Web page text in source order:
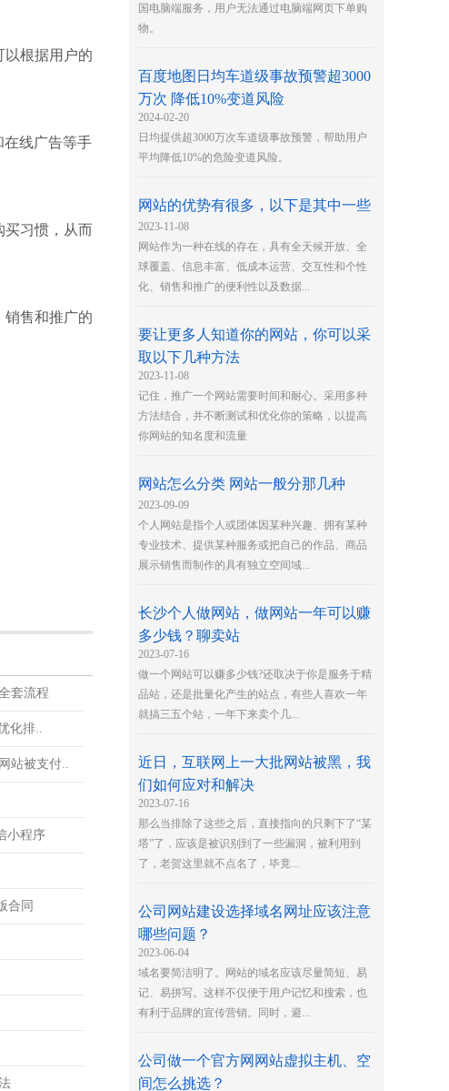
以根据用户的
在线广告等手
买习惯，从而
销售和推广的
套流程
化排..
站被支付..
小程序
合同
国电脑端服务，用户无法通过电脑端网页下单购
物。
百度地图日均车道级事故预警超3000
万次 降低10%变道风险
2024-02-20
日均提供超3000万次车道级事故预警，帮助用户
平均降低10%的危险变道风险。
网站的优势有很多，以下是其中一些
2023-11-08
网站作为一种在线的存在，具有全天候开放、全
球覆盖、信息丰富、低成本运营、交互性和个性
化、销售和推广的便利性以及数据...
要让更多人知道你的网站，你可以采
取以下几种方法
2023-11-08
记住，推广一个网站需要时间和耐心。采用多种
方法结合，并不断测试和优化你的策略，以提高
你网站的知名度和流量
网站怎么分类 网站一般分那几种
2023-09-09
个人网站是指个人或团体因某种兴趣、拥有某种
专业技术、提供某种服务或把自己的作品、商品
展示销售而制作的具有独立空间域...
长沙个人做网站，做网站一年可以赚
多少钱？聊卖站
2023-07-16
做一个网站可以赚多少钱?还取决于你是服务于精
品站，还是批量化产生的站点，有些人喜欢一年
就搞三五个站，一年下来卖个几...
近日，互联网上一大批网站被黑，我
们如何应对和解决
2023-07-16
那么当排除了这些之后，直接指向的只剩下了“某
塔”了，应该是被识别到了一些漏洞，被利用到
了，老贺这里就不点名了，毕竟...
公司网站建设选择域名网址应该注意
哪些问题？
2023-06-04
域名要简洁明了。网站的域名应该尽量简短、易
记、易拼写。这样不仅便于用户记忆和搜索，也
有利于品牌的宣传营销。同时，避...
公司做一个官方网网站虚拟主机、空
间怎么挑选？